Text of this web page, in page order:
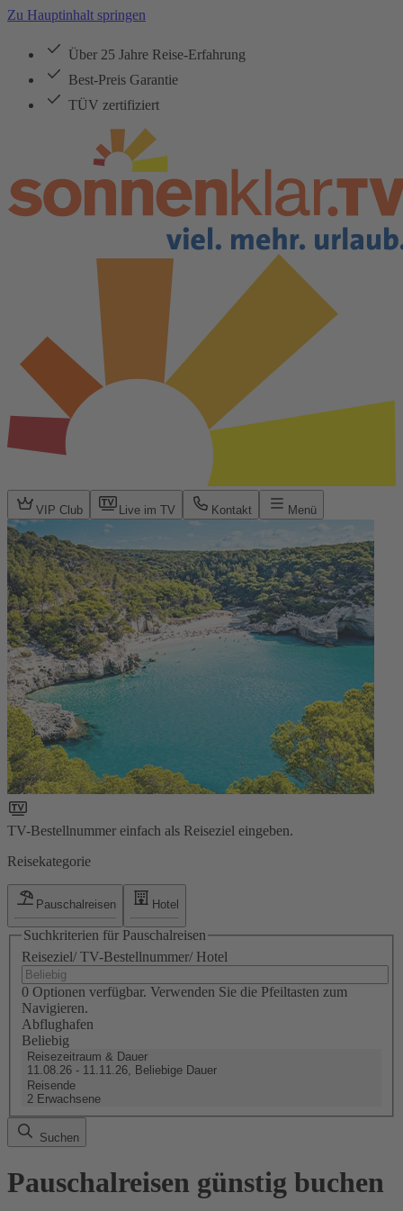
Zu Hauptinhalt springen
Über 25 Jahre Reise-Erfahrung
Best-Preis Garantie
TÜV zertifiziert
VIP Club Live im TV Kontakt Menü
TV-Bestellnummer einfach als Reiseziel eingeben.
Reisekategorie
Pauschalreisen Hotel
Suchkriterien für Pauschalreisen
Reiseziel/ TV-Bestellnummer/ Hotel
0 Optionen verfügbar. Verwenden Sie die Pfeiltasten zum
Navigieren.
Abflughafen
Beliebig
Reisezeitraum & Dauer
11.08.26 - 11.11.26, Beliebige Dauer
Reisende
2 Erwachsene
Suchen
Pauschalreisen günstig buchen